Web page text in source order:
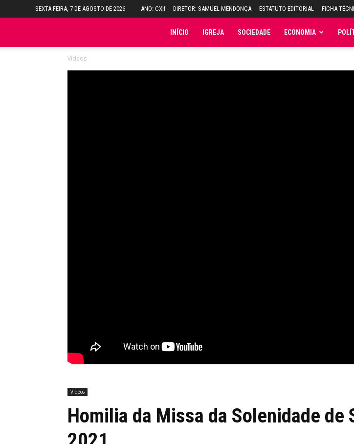
SEXTA-FEIRA, 7 DE AGOSTO DE 2026 ANO: CXII DIRETOR: SAMUEL MENDONÇA ESTATUTO EDITORIAL FICHA
INÍCIO IGREJA SOCIEDADE ECONOMIA
Videos
Videos
Homilia da Missa da Solenidade de